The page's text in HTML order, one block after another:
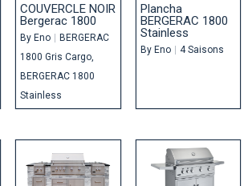
COUVERCLE NOIR
Bergerac 1800
ByEno | BERGERAC
1800 Gris Cargo
BERGERAC 1800
Stainless
Plancha
BERGERAC 1800
Stainless
By Eno | 4 Saisons